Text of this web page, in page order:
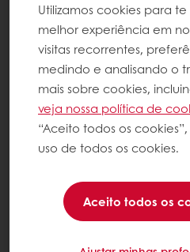
Utilizamos cookies para
melhor experiência em
visitas recorrentes,
medindo e analisando o
mais sobre cookies,
veja nossa política de
“Aceito todos os
uso de todos os cookies.
Aceito todos os